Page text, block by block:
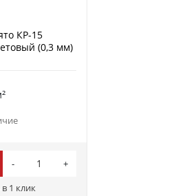
КР-15
(0,3 мм)
1 клик